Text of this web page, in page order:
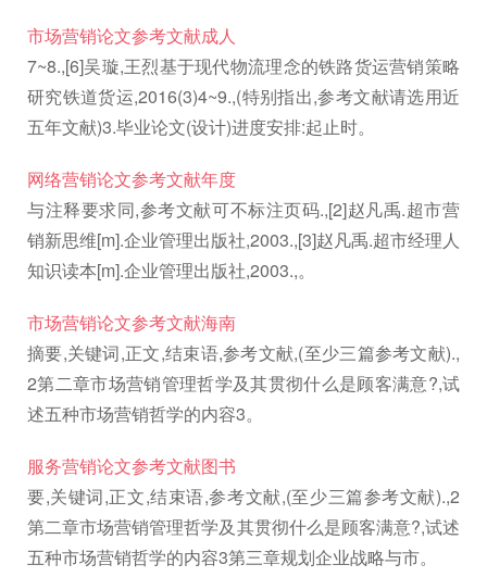
市场营销论文参考文献成人
7~8.,[6]吴璇,王烈基于现代物流理念的铁路货运营销策略
研究铁道货运,2016(3)4~9.,(特别指出,参考文献请选用近
五年文献)3.毕业论文(设计)进度安排:起止时。
网络营销论文参考文献年度
与注释要求同,参考文献可不标注页码.,[2]赵凡禹.超市营
销新思维[m].企业管理出版社,2003.,[3]赵凡禹.超市经理人
知识读本[m].企业管理出版社,2003.,。
市场营销论文参考文献海南
摘要,关键词,正文,结束语,参考文献,(至少三篇参考文献).,
2第二章市场营销管理哲学及其贯彻什么是顾客满意?,试
述五种市场营销哲学的内容3。
服务营销论文参考文献图书
要,关键词,正文,结束语,参考文献,(至少三篇参考文献).,2
第二章市场营销管理哲学及其贯彻什么是顾客满意?,试述
五种市场营销哲学的内容3第三章规划企业战略与市。